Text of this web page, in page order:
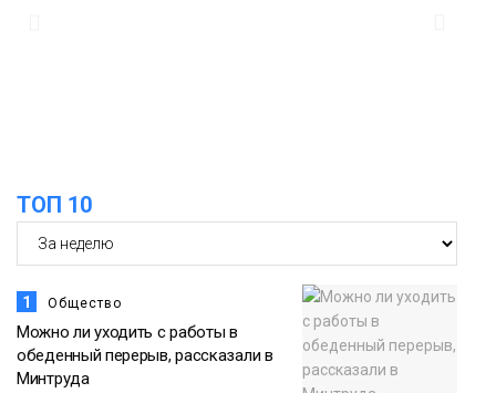
ТОП 10
1 Общество
Можно ли уходить с работы в
обеденный перерыв, рассказали в
Минтруда